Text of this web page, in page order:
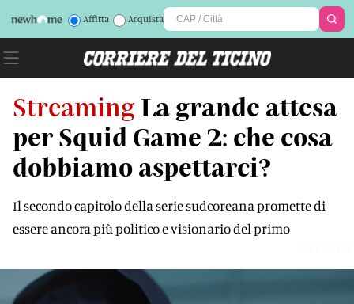
Affitta Acquista
Streaming La grande attesa
per Squid Game 2: che cosa
dobbiamo aspettarci?
Il secondo capitolo della serie sudcoreana promette di
essere ancora più politico e visionario del primo